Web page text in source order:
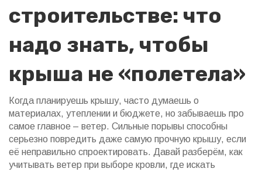
строительстве: что
надо знать, чтобы
крыша не «полетела»
Когда планируешь крышу, часто думаешь о
материалах, утеплении и бюджете, но забываешь про
самое главное – ветер. Сильные порывы способны
серьезно повредить даже самую прочную крышу, если
её неправильно спроектировать. Давай разберём, как
учитывать ветер при выборе кровли, где искать